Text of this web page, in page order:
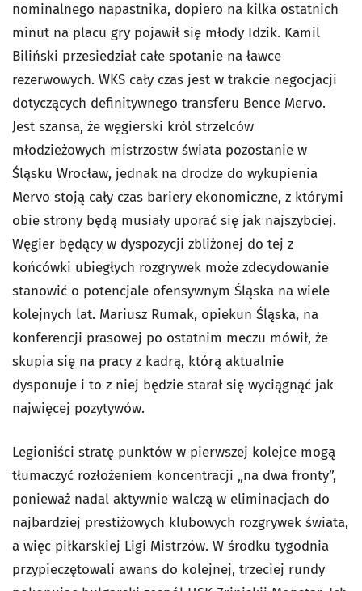
nominalnego napastnika, dopiero na kilka ostatnich
minut na placu gry pojawił się młody Idzik. Kamil
Biliński przesiedział całe spotanie na ławce
rezerwowych. WKS cały czas jest w trakcie negocjacji
dotyczących definitywnego transferu Bence Mervo.
Jest szansa, że węgierski król strzelców
młodzieżowych mistrzostw świata pozostanie w
Śląsku Wrocław, jednak na drodze do wykupienia
Mervo stoją cały czas bariery ekonomiczne, z którymi
obie strony będą musiały uporać się jak najszybciej.
Węgier będący w dyspozycji zbliżonej do tej z
końcówki ubiegłych rozgrywek może zdecydowanie
stanowić o potencjale ofensywnym Śląska na wiele
kolejnych lat. Mariusz Rumak, opiekun Śląska, na
konferencji prasowej po ostatnim meczu mówił, że
skupia się na pracy z kadrą, którą aktualnie
dysponuje i to z niej będzie starał się wyciągnąć jak
najwięcej pozytywów.
Legioniści stratę punktów w pierwszej kolejce mogą
tłumaczyć rozłożeniem koncentracji „na dwa fronty”,
ponieważ nadal aktywnie walczą w eliminacjach do
najbardziej prestiżowych klubowych rozgrywek świata,
a więc piłkarskiej Ligi Mistrzów. W środku tygodnia
przypieczętowali awans do kolejnej, trzeciej rundy